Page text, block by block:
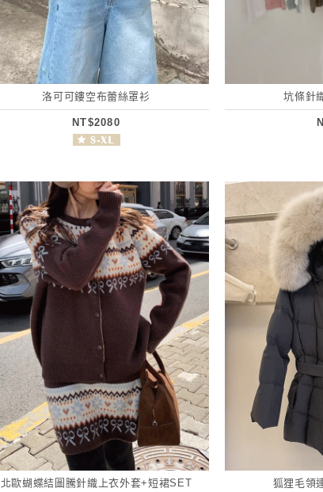
洛可可鏤空布蕾絲罩衫
NT$2080
坑條針
北歐蝴蝶結圖騰針織上衣外套+短裙SET 狐狸毛領